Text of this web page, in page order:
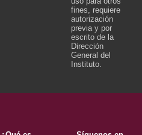
fines, requiere
autorización
previa y por
escrito de la
Dirección
General del
Instituto.